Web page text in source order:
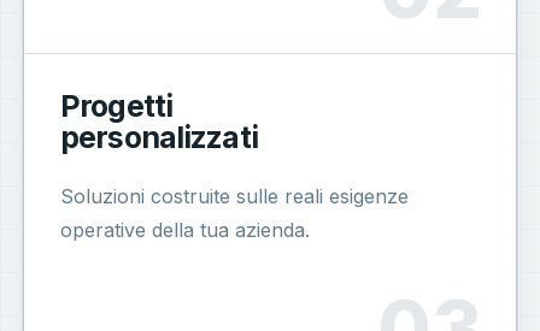
Progetti
personalizzati
Soluzioni costruite sulle reali esigenze
operative della tua azienda.